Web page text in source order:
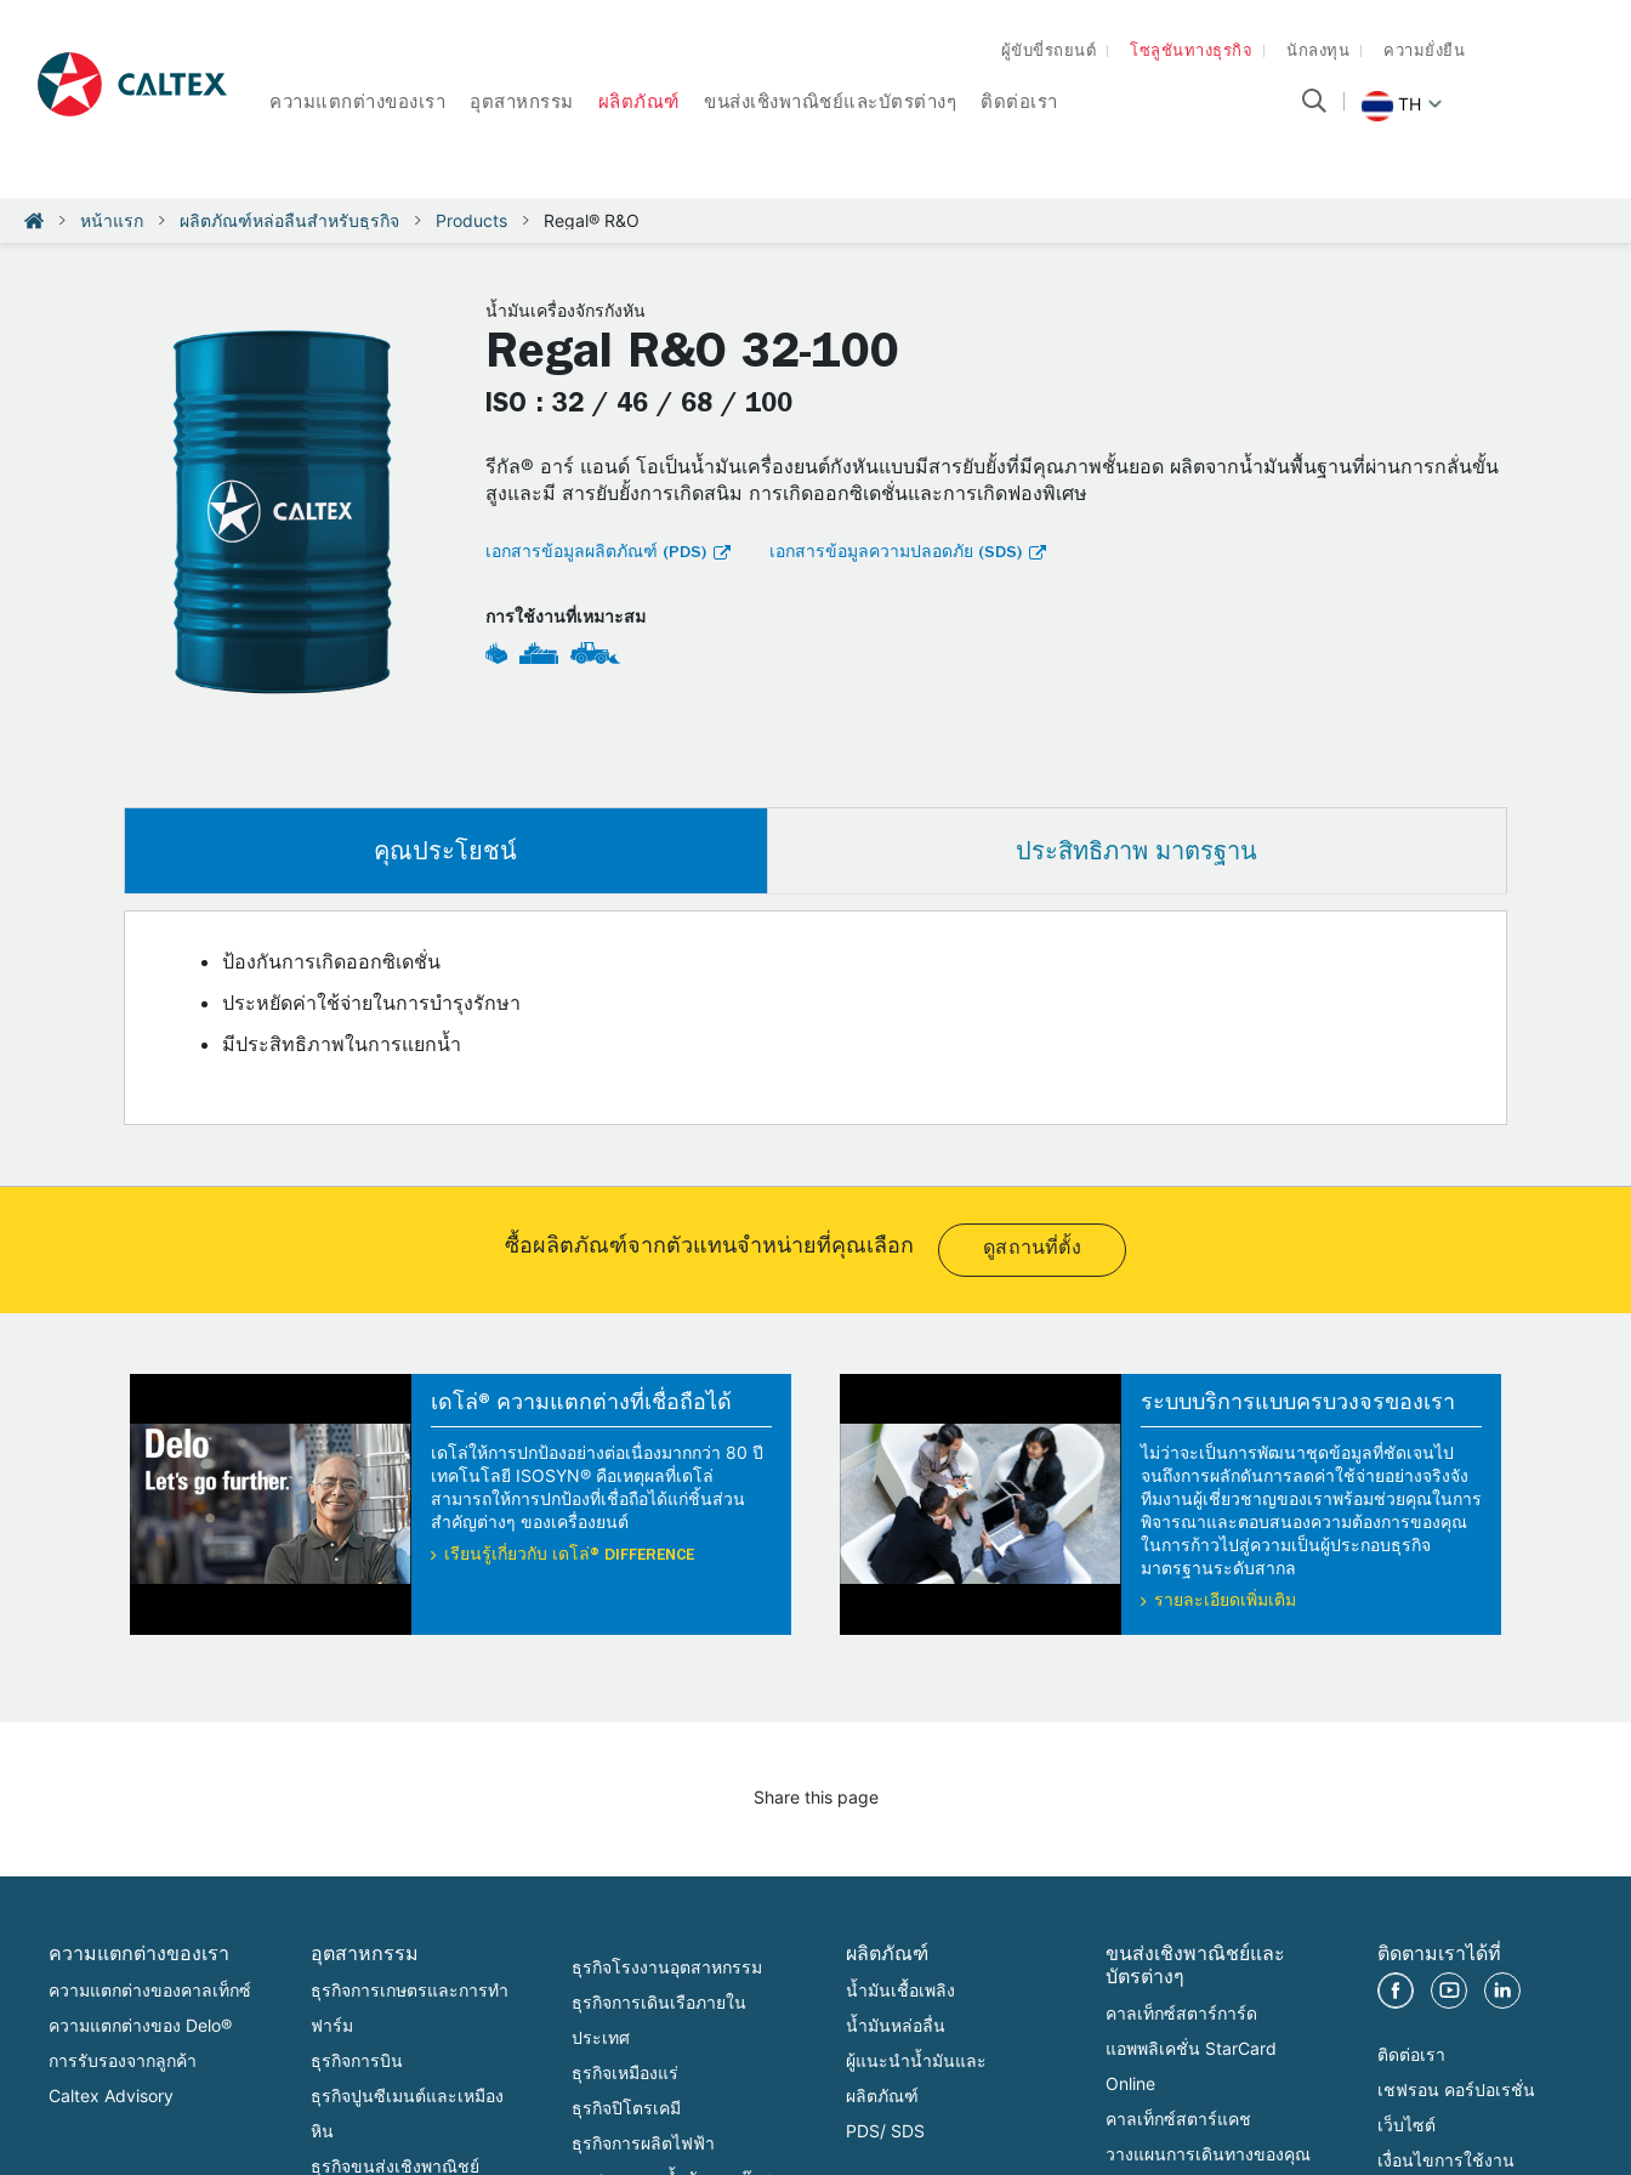
ผู้ขับขี่รถยนต์ โซลูชันทางธุรกิจ นักลงทุน ความยั่งยืน
ความแตกต่างของเรา อุตสาหกรรม ผลิตภัณฑ์ ขนส่งเชิงพาณิชย์และบัตรต่างๆ ติดต่อเรา TH
หน้าแรก ผลิตภัณฑ์หล่อลื่นสำหรับธุรกิจ Products Regal® R&O
น้ำมันเครื่องจักรกังหัน
Regal R&O 32-100
ISO : 32 / 46 / 68 / 100
รีกัล® อาร์ แอนด์ โอเป็นน้ำมันเครื่องยนต์กังหันแบบมีสารยับยั้งที่มีคุณภาพชั้นยอด ผลิตจากน้ำมันพื้นฐานที่ผ่านการกลั่นขั้น
สูงและมี สารยับยั้งการเกิดสนิม การเกิดออกซิเดชั่นและการเกิดฟองพิเศษ
เอกสารข้อมูลผลิตภัณฑ์ (PDS) เอกสารข้อมูลความปลอดภัย (SDS)
การใช้งานที่เหมาะสม
คุณประโยชน์ ประสิทธิภาพ มาตรฐาน
ป้องกันการเกิดออกซิเดชั่น
ประหยัดค่าใช้จ่ายในการบำรุงรักษา
มีประสิทธิภาพในการแยกน้ำ
ซื้อผลิตภัณฑ์จากตัวแทนจำหน่ายที่คุณเลือก ดูสถานที่ตั้ง
เดโล่® ความแตกต่างที่เชื่อถือได้
เดโล่ให้การปกป้องอย่างต่อเนื่องมากกว่า 80 ปี
เทคโนโลยี ISOSYN® คือเหตุผลที่เดโล่
สามารถให้การปกป้องที่เชื่อถือได้แก่ชิ้นส่วน
สำคัญต่างๆ ของเครื่องยนต์
เรียนรู้เกี่ยวกับ เดโล่® DIFFERENCE
ระบบบริการแบบครบวงจรของเรา
ไม่ว่าจะเป็นการพัฒนาชุดข้อมูลที่ชัดเจนไป
จนถึงการผลักดันการลดค่าใช้จ่ายอย่างจริงจัง
ทีมงานผู้เชี่ยวชาญของเราพร้อมช่วยคุณในการ
พิจารณาและตอบสนองความต้องการของคุณ
ในการก้าวไปสู่ความเป็นผู้ประกอบธุรกิจ
มาตรฐานระดับสากล
รายละเอียดเพิ่มเติม
Share this page
ความแตกต่างของเรา
ความแตกต่างของคาลเท็กซ์
ความแตกต่างของ Delo®
การรับรองจากลูกค้า
Caltex Advisory
อุตสาหกรรม
ธุรกิจการเกษตรและการทำ
ฟาร์ม
ธุรกิจการบิน
ธุรกิจปูนซีเมนต์และเหมือง
หิน
ธุรกิจขนส่งเชิงพาณิชย์
ธุรกิจโรงงานอุตสาหกรรม
ธุรกิจการเดินเรือภายใน
ประเทศ
ธุรกิจเหมืองแร่
ธุรกิจปิโตรเคมี
ธุรกิจการผลิตไฟฟ้า
ผลิตภัณฑ์
น้ำมันเชื้อเพลิง
น้ำมันหล่อลื่น
ผู้แนะนำน้ำมันและ
ผลิตภัณฑ์
PDS/ SDS
ขนส่งเชิงพาณิชย์และ
บัตรต่างๆ
คาลเท็กซ์สตาร์การ์ด
แอพพลิเคชั่น StarCard
Online
คาลเท็กซ์สตาร์แคช
วางแผนการเดินทางของคุณ
ติดตามเราได้ที่
ติดต่อเรา
เชฟรอน คอร์ปอเรชั่น
เว็บไซต์
เงื่อนไขการใช้งาน